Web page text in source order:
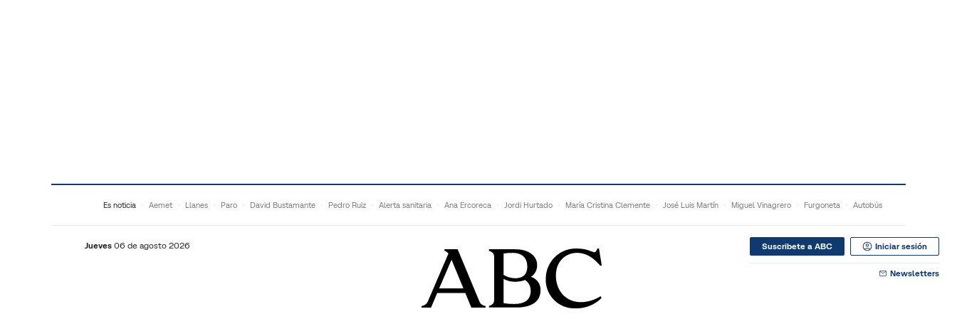
Es noticia Aemet Llanes Paro David Bustamante Pedro Ruiz Alerta sanitaria Ana Ercoreca Jordi Hurtado María Cristina Clemente José Luis Martín Miguel Vinagrero Furgoneta Autobús
Jueves 06 de agosto 2026 Suscribete a ABC Iniciar sesión
Newsletters